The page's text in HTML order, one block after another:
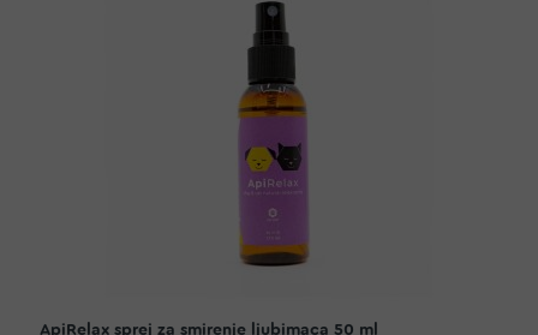
ApiRelax sprej za smirenje ljubimaca 50 ml